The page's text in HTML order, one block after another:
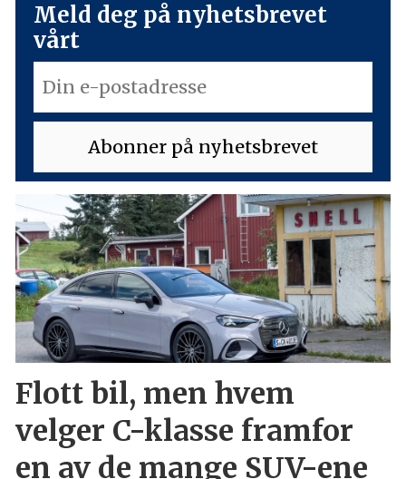
Meld deg på nyhetsbrevet
vårt
Flott bil, men hvem
velger C-klasse framfor
en av de mange SUV-ene